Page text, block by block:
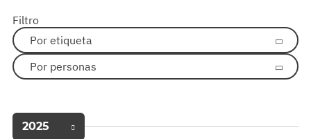
Filtro
Por etiqueta
Por personas
2025